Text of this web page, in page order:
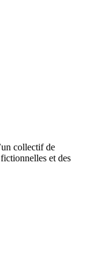
collectif de
et des